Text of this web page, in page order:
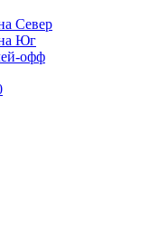
Север
Юг
офф